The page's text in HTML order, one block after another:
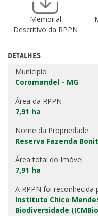
Memorial
Descritivo da RPPN
DETALHES
Munícipio
Coromandel - MG
Área da RPPN
7,91 ha
Nome da Propriedade
Reserva Fazenda
Área total do Imóvel
7,91 ha
A RPPN foi reconhecida
Instituto Chico
Biodiversidade